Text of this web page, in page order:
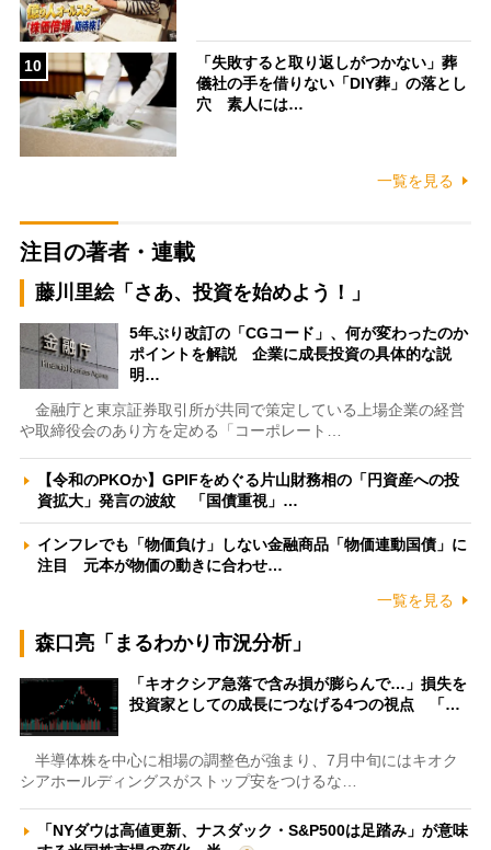
10
「失敗すると取り返しがつかない」葬
儀社の手を借りない「DIY葬」の落とし
穴 素人には…
一覧を見る
注目の著者・連載
藤川里絵「さあ、投資を始めよう！」
5年ぶり改訂の「CGコード」、何が変わったのか
ポイントを解説 企業に成長投資の具体的な説
明…
金融庁と東京証券取引所が共同で策定している上場企業の経営
や取締役会のあり方を定める「コーポレート…
【令和のPKOか】GPIFをめぐる片山財務相の「円資産への投
資拡大」発言の波紋 「国債重視」…
インフレでも「物価負け」しない金融商品「物価連動国債」に
注目 元本が物価の動きに合わせ…
一覧を見る
森口亮「まるわかり市況分析」
「キオクシア急落で含み損が膨らんで…」損失を
投資家としての成長につなげる4つの視点 「…
半導体株を中心に相場の調整色が強まり、7月中旬にはキオク
シアホールディングスがストップ安をつけるな…
「NYダウは高値更新、ナスダック・S&P500は足踏み」が意味